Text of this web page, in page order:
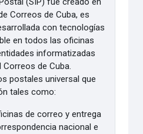
Correos de Cuba, es
con tecnologías
en todos las oficinas
informatizadas
Correos de Cuba.
postales universal que
tales como:
de correo y entrega
nacional e